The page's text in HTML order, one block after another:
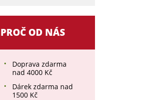
PROČ OD NÁS
Doprava zdarma
nad 4000 Kč
Dárek zdarma nad
1500 Kč